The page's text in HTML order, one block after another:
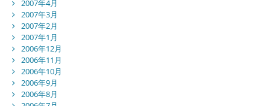
2007年4月
2007年3月
2007年2月
2007年1月
2006年12月
2006年11月
2006年10月
2006年9月
2006年8月